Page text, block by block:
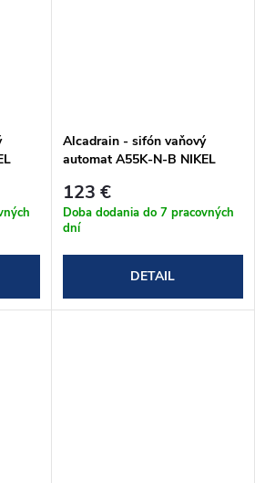
Alcadrain - sifón vaňový
automat A55K-N-B NIKEL
123 €
Doba dodania do 7 pracovných
dní
DETAIL